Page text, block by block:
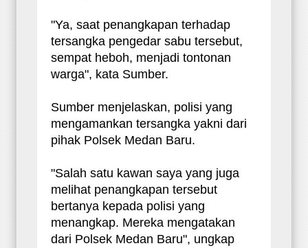
"Ya, saat penangkapan terhadap
tersangka pengedar sabu tersebut,
sempat heboh, menjadi tontonan
warga", kata Sumber.
Sumber menjelaskan, polisi yang
mengamankan tersangka yakni dari
pihak Polsek Medan Baru.
"Salah satu kawan saya yang juga
melihat penangkapan tersebut
bertanya kepada polisi yang
menangkap. Mereka mengatakan
dari Polsek Medan Baru", ungkap